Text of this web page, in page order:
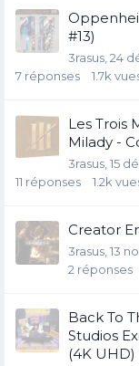
#13)
3rasus 24
7 réponses 1.7k
Les Trois
Milady -
3rasus 15
11 réponses 1.2k
Creator
3rasus 13
2 réponses
Back To
Studios
(4K UHD)